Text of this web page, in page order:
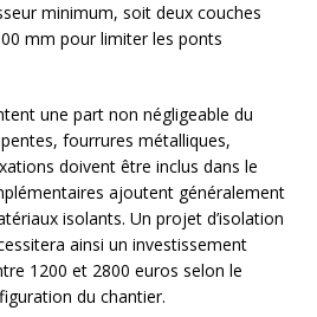
minimum, soit deux couches
mm pour limiter les ponts
une part non négligeable du
fourrures métalliques,
doivent être inclus dans le
ajoutent généralement
isolants. Un projet d’isolation
ainsi un investissement
1200 et 2800 euros selon le
du chantier.